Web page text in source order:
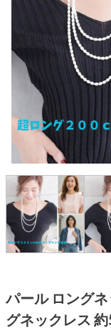
パール ロング
グネックレス